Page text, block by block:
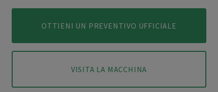
OTTIENI UN PREVENTIVO UFFICIALE
VISITA LA MACCHINA